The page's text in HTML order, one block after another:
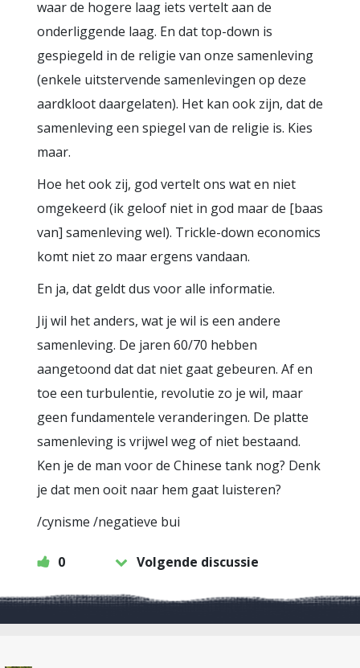
waar de hogere laag iets vertelt aan de
onderliggende laag. En dat top-down is
gespiegeld in de religie van onze samenleving
(enkele uitstervende samenlevingen op deze
aardkloot daargelaten). Het kan ook zijn, dat de
samenleving een spiegel van de religie is. Kies
maar.
Hoe het ook zij, god vertelt ons wat en niet
omgekeerd (ik geloof niet in god maar de [baas
van] samenleving wel). Trickle-down economics
komt niet zo maar ergens vandaan.
En ja, dat geldt dus voor alle informatie.
Jij wil het anders, wat je wil is een andere
samenleving. De jaren 60/70 hebben
aangetoond dat dat niet gaat gebeuren. Af en
toe een turbulentie, revolutie zo je wil, maar
geen fundamentele veranderingen. De platte
samenleving is vrijwel weg of niet bestaand.
Ken je de man voor de Chinese tank nog? Denk
je dat men ooit naar hem gaat luisteren?
/cynisme /negatieve bui
0 Volgende discussie